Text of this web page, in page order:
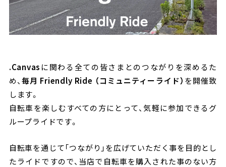
.Canvas に関わる全ての皆さまとのつながりを深めるた
め、毎月 Friendly Ride （コミュニティーライド） を開催致
します。
自転車を楽しむすべての方にとって、気軽に参加できるグ
ループライドです。
自転車を通じて「つながり」を広げていただく事を目的とし
たライドですので、当店で自転車を購入された事のない方